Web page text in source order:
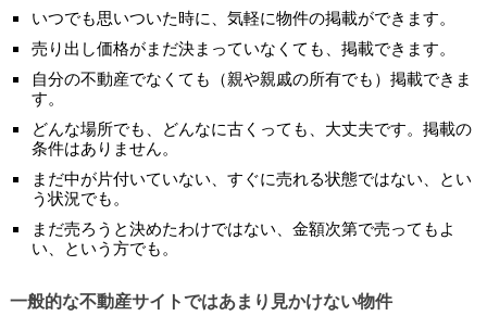
いつでも思いついた時に、気軽に物件の掲載ができます。
売り出し価格がまだ決まっていなくても、掲載できます。
自分の不動産でなくても（親や親戚の所有でも）掲載できま
す。
どんな場所でも、どんなに古くっても、大丈夫です。掲載の
条件はありません。
まだ中が片付いていない、すぐに売れる状態ではない、とい
う状況でも。
まだ売ろうと決めたわけではない、金額次第で売ってもよ
い、という方でも。
一般的な不動産サイトではあまり見かけない物件